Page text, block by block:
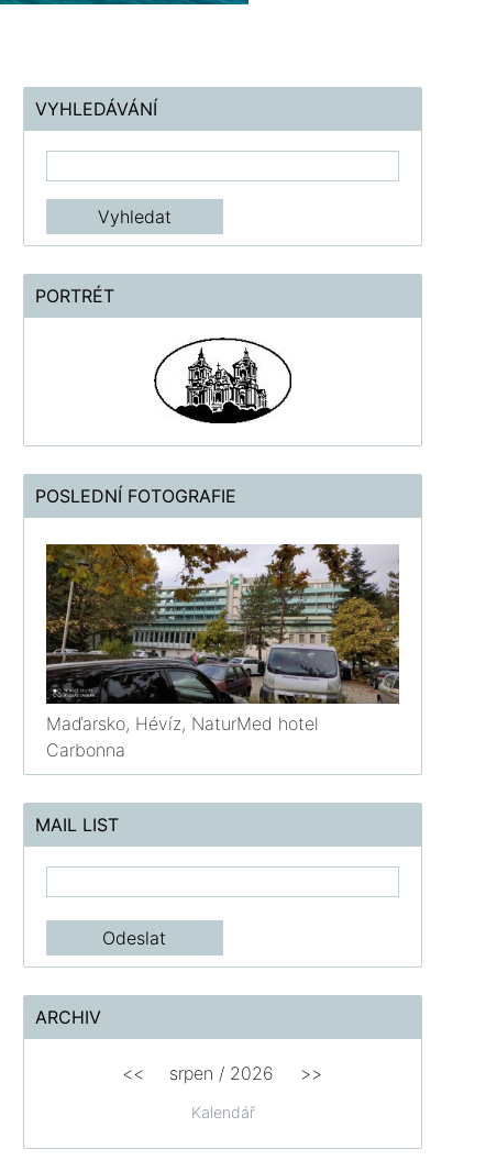
VYHLEDÁVÁNÍ
PORTRÉT
POSLEDNÍ FOTOGRAFIE
Maďarsko, Hévíz, NaturMed hotel
Carbonna
MAIL LIST
ARCHIV
Kalendář
<< srpen / 2026 >>